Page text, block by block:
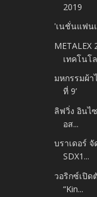
2019
'เนชั่นแฟน
เทคโนโ
มหกรรมผ้า
ที่ 9’
ลิฟวิ่ง อินไ
อส...
บราเดอร์
SDX1...
วอริกซ์เปิ
“Kin...